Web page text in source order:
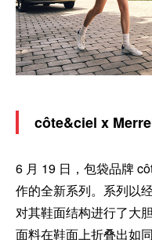
côte&ciel x
6 月 19 日，包袋品牌
作的全新系列。系列以
对其鞋面结构进行了大
面料在鞋面上折叠出如